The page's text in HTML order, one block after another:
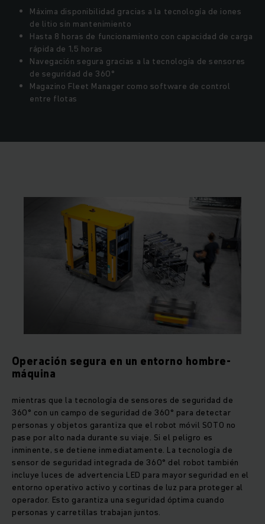
Máxima disponibilidad gracias a la tecnología de iones
de litio sin mantenimiento
Hasta 8 horas de funcionamiento con capacidad de carga
rápida de 1,5 horas
Navegación segura gracias a la tecnología de sensores
de seguridad de 360°
Magazino Fleet Manager como software de control
entre flotas
Operación segura en un entorno hombre-
máquina
mientras que la tecnología de sensores de seguridad de
360° con un campo de seguridad de 360° para detectar
personas y objetos garantiza que el robot móvil SOTO no
pase por alto nada durante su viaje. Si el peligro es
inminente, se detiene inmediatamente. La tecnología de
sensor de seguridad integrada de 360° del robot también
incluye luces de advertencia LED para mayor seguridad en el
entorno operativo activo y cortinas de luz para proteger al
operador. Esto garantiza una seguridad óptima cuando
personas y carretillas trabajan juntos.